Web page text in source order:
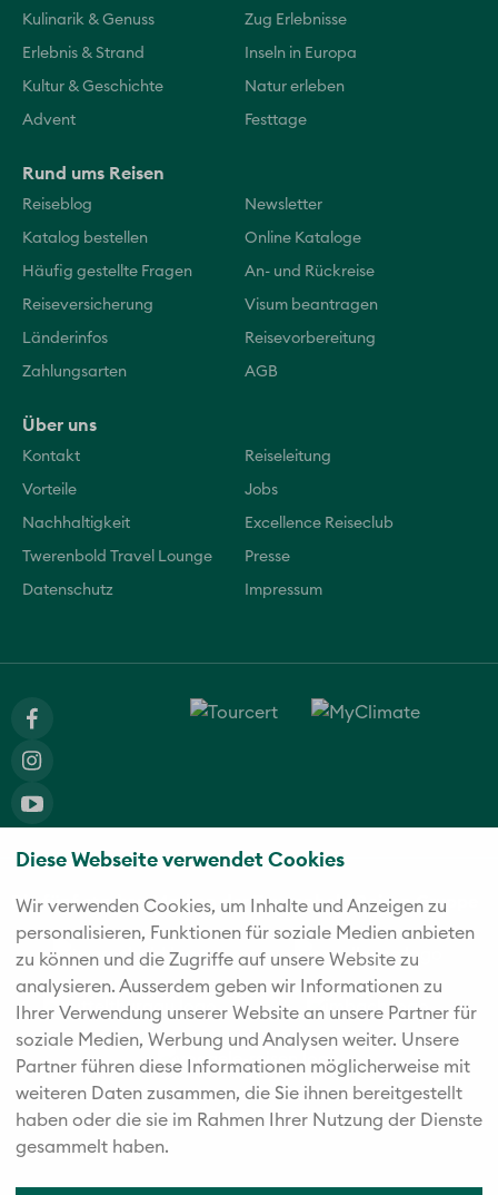
Diese Webseite verwendet Cookies
Wir verwenden Cookies, um Inhalte und Anzeigen zu
personalisieren, Funktionen für soziale Medien anbieten
zu können und die Zugriffe auf unsere Website zu
analysieren. Außerdem geben wir Informationen zu
Ihrer Verwendung unserer Website an unsere Partner für
soziale Medien, Werbung und Analysen weiter. Unsere
Partner führen diese Informationen möglicherweise mit
weiteren Daten zusammen, die Sie ihnen bereitgestellt
haben oder die sie im Rahmen Ihrer Nutzung der Dienste
gesammelt haben.
Kulinarik & Genuss Zug Erlebnisse
Erlebnis & Strand Inseln in Europa
Kultur & Geschichte Natur erleben
Advent Festtage
Rund ums Reisen
Reiseblog Newsletter
Katalog bestellen Online Kataloge
Häufig gestellte Fragen An- und Rückreise
Reiseversicherung Visum beantragen
Länderinfos Reisevorbereitung
Zahlungsarten AGB
Über uns
Kontakt Reiseleitung
Vorteile Jobs
Nachhaltigkeit Excellence Reiseclub
Twerenbold Travel Lounge Presse
Datenschutz Impressum
Die fünf starken Marken der Twerenbold Reisen Gruppe